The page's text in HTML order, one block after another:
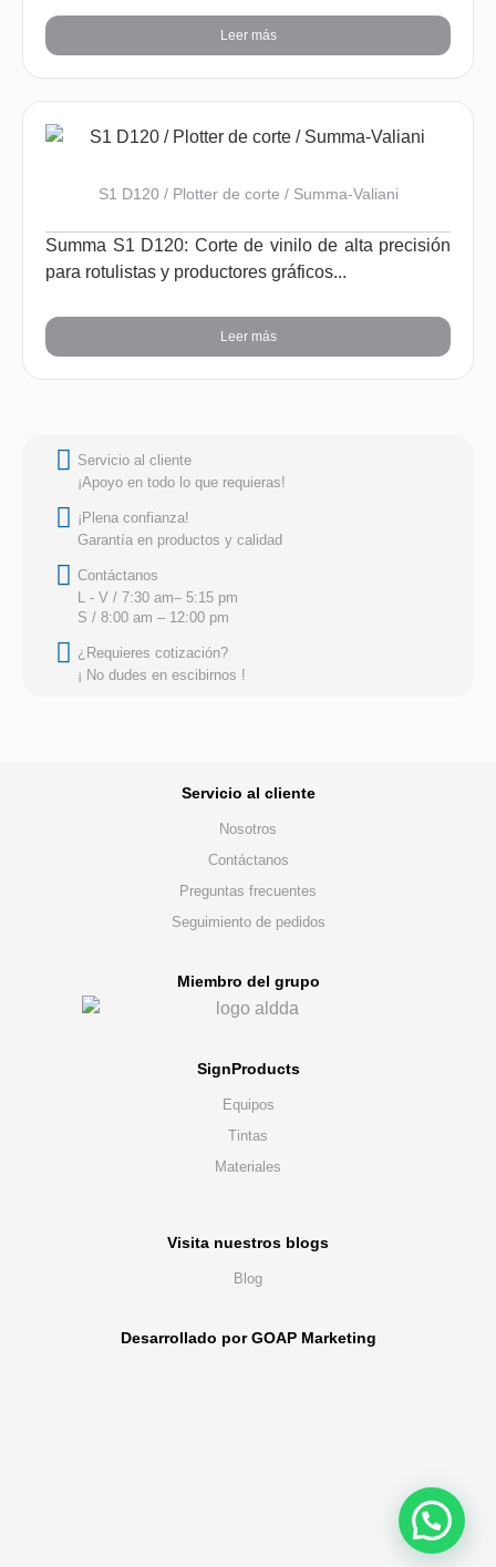
Leer más
S1 D120 / Plotter de corte / Summa-Valiani
Summa S1 D120: Corte de vinilo de alta precisión
para rotulistas y productores gráficos...
Leer más
Servicio al cliente
¡Apoyo en todo lo que requieras!
¡Plena confianza!
Garantía en productos y calidad
Contáctanos
L - V / 7:30 am– 5:15 pm
S / 8:00 am – 12:00 pm
¿Requieres cotización?
¡ No dudes en escibirnos !
Servicio al cliente
Nosotros
Contáctanos
Preguntas frecuentes
Seguimiento de pedidos
Miembro del grupo
SignProducts
Equipos
Tintas
Materiales
Desarrollado por GOAP Marketing
Visita nuestros blogs
Blog